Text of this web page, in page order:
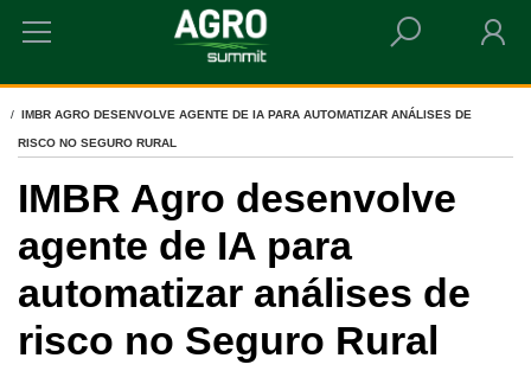
HOME
IMBR AGRO DESENVOLVE AGENTE DE IA PARA AUTOMATIZAR ANÁLISES DE
RISCO NO SEGURO RURAL
IMBR Agro desenvolve
agente de IA para
automatizar análises de
risco no Seguro Rural